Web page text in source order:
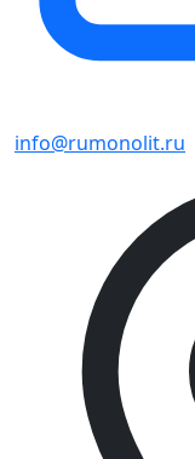
info@rumonolit.ru